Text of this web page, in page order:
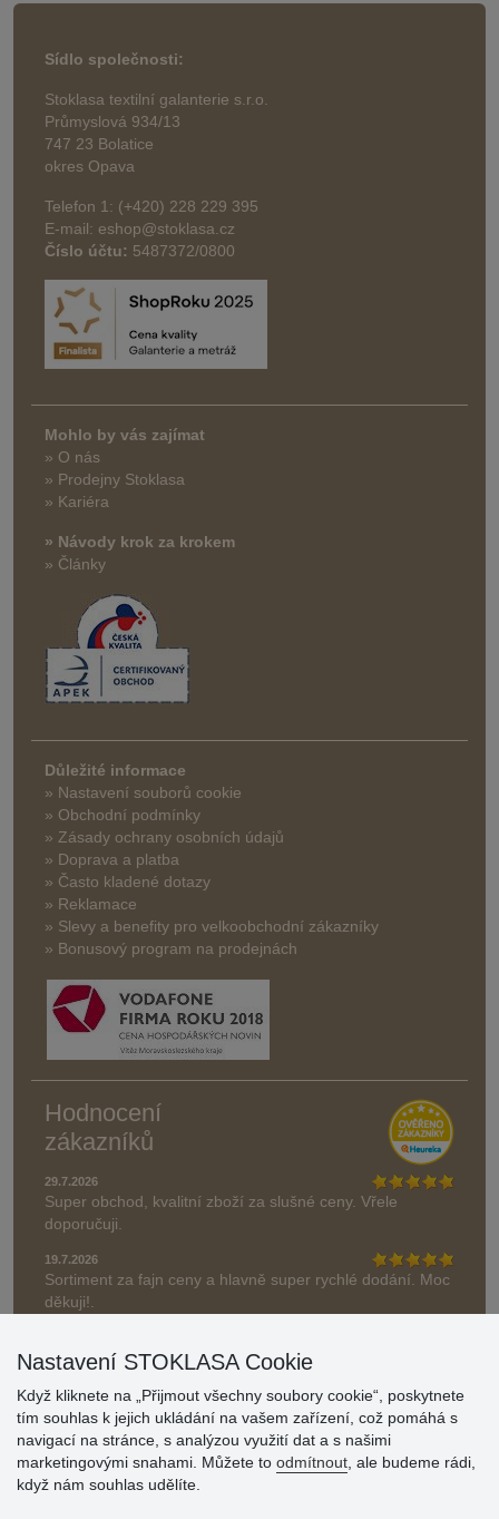
Sídlo společnosti:
Stoklasa textilní galanterie s.r.o.
Průmyslová 934/13
747 23 Bolatice
okres Opava
Telefon 1: (+420) 228 229 395
E-mail: eshop@stoklasa.cz
Číslo účtu: 5487372/0800
Mohlo by vás zajímat
» O nás
» Prodejny Stoklasa
» Kariéra
» Návody krok za krokem
» Články
Důležité informace
» Nastavení souborů cookie
» Obchodní podmínky
» Zásady ochrany osobních údajů
» Doprava a platba
» Často kladené dotazy
» Reklamace
» Slevy a benefity pro velkoobchodní zákazníky
» Bonusový program na prodejnách
Hodnocení
zákazníků
29.7.2026
Super obchod, kvalitní zboží za slušné ceny. Vřele
doporučuji.
19.7.2026
Sortiment za fajn ceny a hlavně super rychlé dodání. Moc
děkuji!.
» Aktuálně 19084 recenzí
Nastavení STOKLASA Cookie
Když kliknete na „Přijmout všechny soubory cookie“, poskytnete
tím souhlas k jejich ukládání na vašem zařízení, což pomáhá s
navigací na stránce, s analýzou využití dat a s našimi
marketingovými snahami. Můžete to odmítnout , ale budeme rádi,
když nám souhlas udělíte.